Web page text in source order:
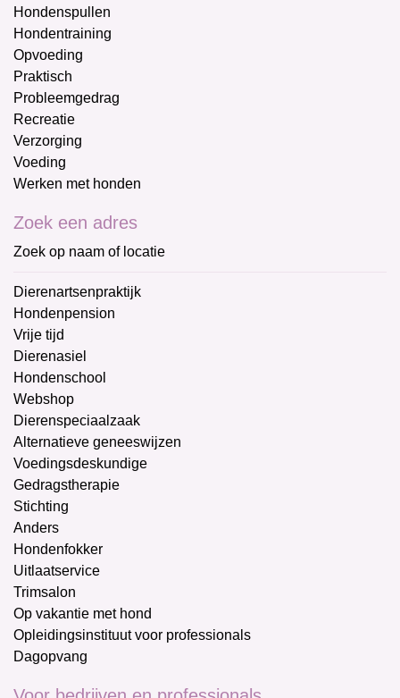
Hondenspullen
Hondentraining
Opvoeding
Praktisch
Probleemgedrag
Recreatie
Verzorging
Voeding
Werken met honden
Zoek een adres
Zoek op naam of locatie
Dierenartsenpraktijk
Hondenpension
Vrije tijd
Dierenasiel
Hondenschool
Webshop
Dierenspeciaalzaak
Alternatieve geneeswijzen
Voedingsdeskundige
Gedragstherapie
Stichting
Anders
Hondenfokker
Uitlaatservice
Trimsalon
Op vakantie met hond
Opleidingsinstituut voor professionals
Dagopvang